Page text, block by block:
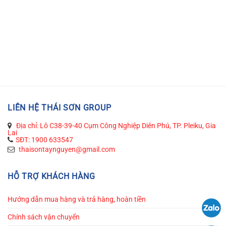
LIÊN HỆ THÁI SƠN GROUP
Địa chỉ: Lô C38-39-40 Cụm Công Nghiệp Diên Phú, TP. Pleiku, Gia
Lai
SĐT: 1900 633547
thaisontaynguyen@gmail.com
HỖ TRỢ KHÁCH HÀNG
Hướng dẫn mua hàng và trả hàng, hoàn tiền
Chính sách vận chuyển